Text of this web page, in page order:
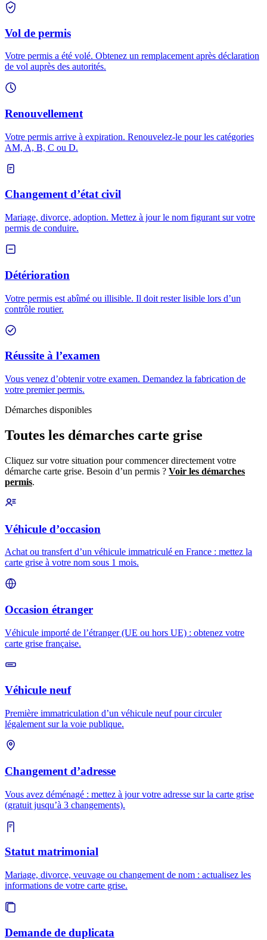
Vol de permis
Votre permis a été volé. Obtenez un remplacement après déclaration
de vol auprès des autorités.
Renouvellement
Votre permis arrive à expiration. Renouvelez-le pour les catégories
AM, A, B, C ou D.
Changement d’état civil
Mariage, divorce, adoption. Mettez à jour le nom figurant sur votre
permis de conduire.
Détérioration
Votre permis est abîmé ou illisible. Il doit rester lisible lors d’un
contrôle routier.
Réussite à l’examen
Vous venez d’obtenir votre examen. Demandez la fabrication de
votre premier permis.
Démarches disponibles
Toutes les démarches carte grise
Cliquez sur votre situation pour commencer directement votre
démarche carte grise. Besoin d’un permis ? Voir les démarches
permis.
Véhicule d’occasion
Achat ou transfert d’un véhicule immatriculé en France : mettez la
carte grise à votre nom sous 1 mois.
Occasion étranger
Véhicule importé de l’étranger (UE ou hors UE) : obtenez votre
carte grise française.
Véhicule neuf
Première immatriculation d’un véhicule neuf pour circuler
légalement sur la voie publique.
Changement d’adresse
Vous avez déménagé : mettez à jour votre adresse sur la carte grise
(gratuit jusqu’à 3 changements).
Statut matrimonial
Mariage, divorce, veuvage ou changement de nom : actualisez les
informations de votre carte grise.
Demande de duplicata